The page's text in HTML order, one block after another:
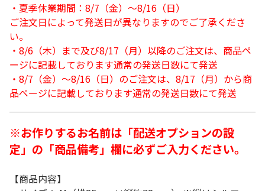
・夏季休業期間：8/7（金）～8/16（日）
ご注文日によって発送日が異なりますのでご了承くださ
い。
・8/6（木）まで及び8/17（月）以降のご注文は、商品ペ
ージに記載しております通常の発送日数にて発送
・8/7（金）～8/16（日）のご注文は、8/17（月）から商
品ページに記載しております通常の発送日数にて発送
※お作りするお名前は「配送オプションの設
定」の「商品備考」欄に必ずご入力ください。
【商品内容】